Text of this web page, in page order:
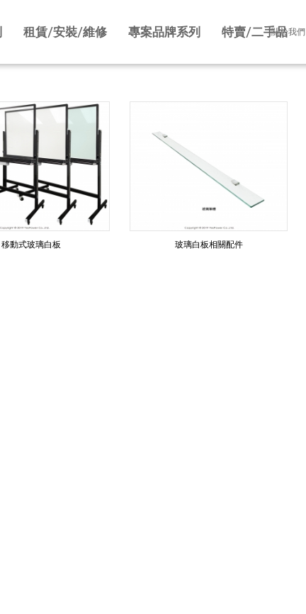
關於我們
租賃/安裝/維修 專案品牌系列 特賣/二手品
移動式玻璃白板 玻璃白板相關配件